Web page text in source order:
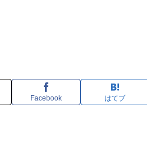
Facebook はてブ